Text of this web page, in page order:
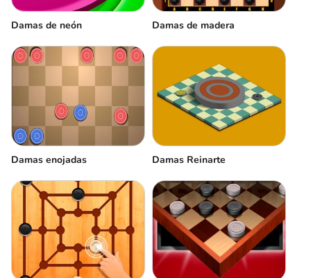
Damas de neón Damas de madera
Damas enojadas Damas Reinarte